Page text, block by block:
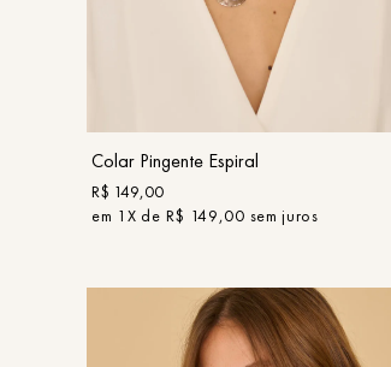
COMPRAR
Colar Pingente Espiral
R$ 149,00
em 1X de R$ 149,00 sem juros